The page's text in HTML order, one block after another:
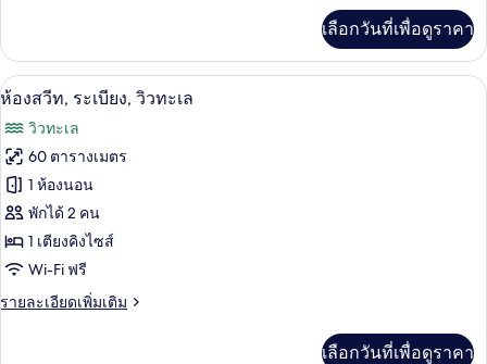
วิว
ทะเล
เกี่ยว
กับ
ห้อง
ลัก
ซ์,
ระเบียง,
วิว
ทะเล
เลือกวันที่เพื่อดูราคา
เปิด
ภาพถ่าย
ทั้งหมด
ของ
ห้อง
สวีท,
ระเบียง,
วิว
1 ห้องนอน, เครื่องนอนระดับพรีเมียม,
12
ห้องสวีท, ระเบียง, วิวทะเล
วิวทะเล
60 ตารางเมตร
1 ห้องนอน
พักได้ 2 คน
1 เตียงคิงไซส์
Wi-Fi ฟรี
รายละเอียดเพิ่มเติม
ราย
เลือกวันที่เพื่อดูราคา